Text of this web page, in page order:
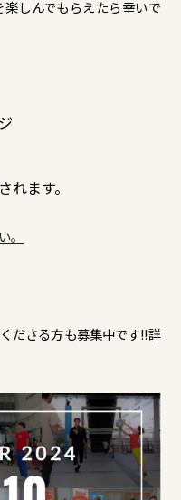
しんでもらえたら幸いで
ます。
ださる方も募集中です!!詳